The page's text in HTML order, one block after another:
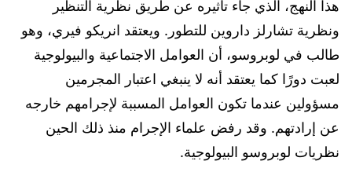
هذا النهج، الذي جاء تأثيره عن طريق نظرية التنظير
ونظرية تشارلز داروين للتطور. ويعتقد انريكو فيري، وهو
طالب في لوبروسو، أن العوامل الاجتماعية والبيولوجية
لعبت دورًا كما يعتقد أنه لا ينبغي اعتبار المجرمين
مسؤولين عندما تكون العوامل المسببة لإجرامهم خارجه
عن إرادتهم. وقد رفض علماء الإجرام منذ ذلك الحين
نظريات لوبروسو البيولوجية.